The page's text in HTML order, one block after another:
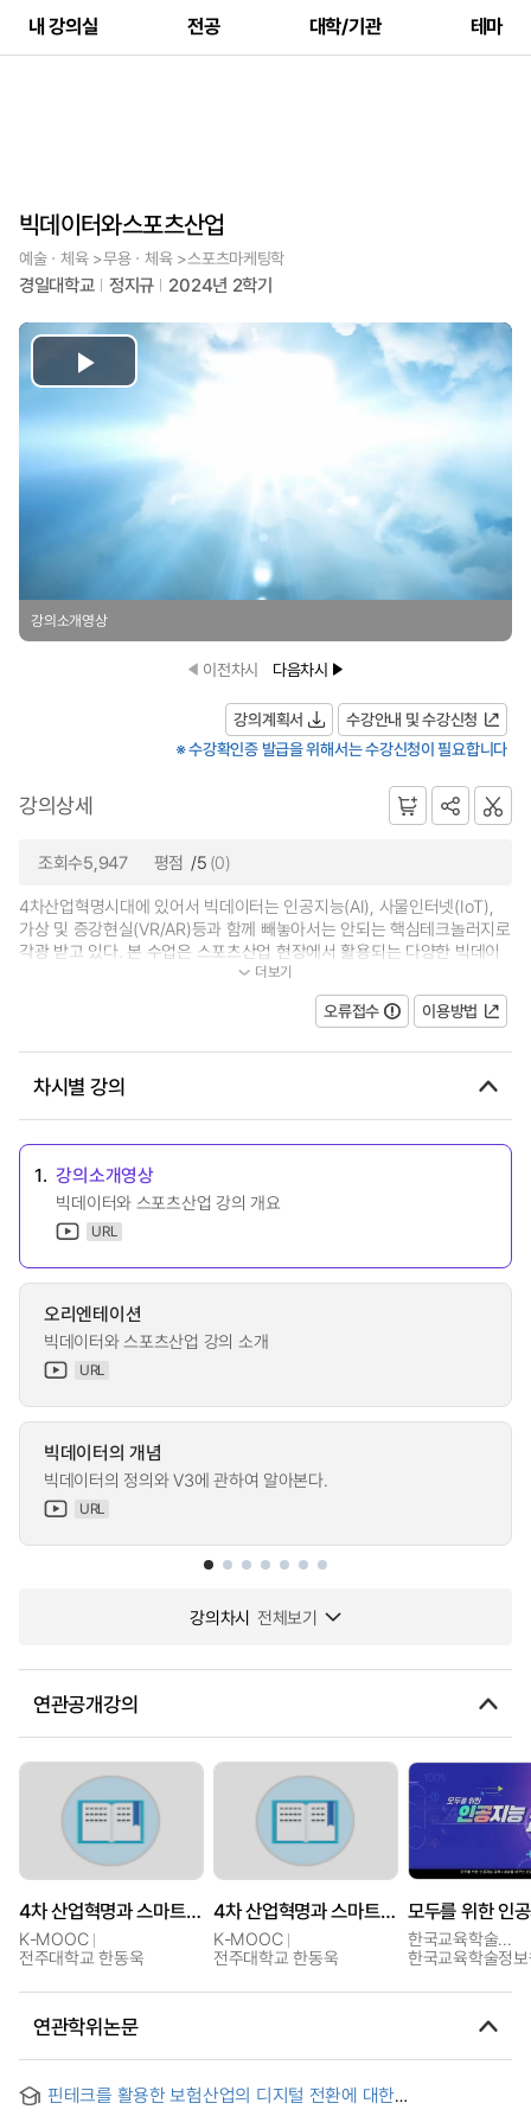
내 강의실 전공 대학/기관 테마
빅데이터와스포츠산업
예술ㆍ체육 >무용ㆍ체육 >스포츠마케팅학
경일대학교 정지규 2024년 2학기
Play
강의소개영상
이전차시 다음차시
강의계획서
수강안내 및 수강신청
※ 수강확인증 발급을 위해서는 수강신청이 필요합니다
강의상세
조회수5,947 평점 /5 (0)
4차산업혁명시대에 있어서 빅데이터는 인공지능(AI), 사물인터넷(IoT),
가상 및 증강현실(VR/AR)등과 함께 빼놓아서는 안되는 핵심테크놀러지로
각광 받고 있다. 본 수업은 스포츠산업 현장에서 활용되는 다양한 빅데이
터의 활용 및 사례에 대해 학습하며...더보기
오류접수 이용방법
차시별 강의
1. 강의소개영상
빅데이터와 스포츠산업 강의 개요
URL
오리엔테이션
빅데이터와 스포츠산업 강의 소개
URL
빅데이터의 개념
빅데이터의 정의와 V3에 관하여 알아본다.
URL
강의차시 전체보기
연관공개강의
4차 산업혁명과 스마트기술 : 빅데이터, 인공지능 메타버스를 중심으로
K-MOOC
전주대학교 한동욱
4차 산업혁명과 스마트기술 : 빅데이터, 인공지능 메타버스를 중심으로
K-MOOC
전주대학교 한동욱
한국교육학술정보원
한국교육학술정
연관학위논문
핀테크를 활용한 보험산업의 디지털 전환에 대한